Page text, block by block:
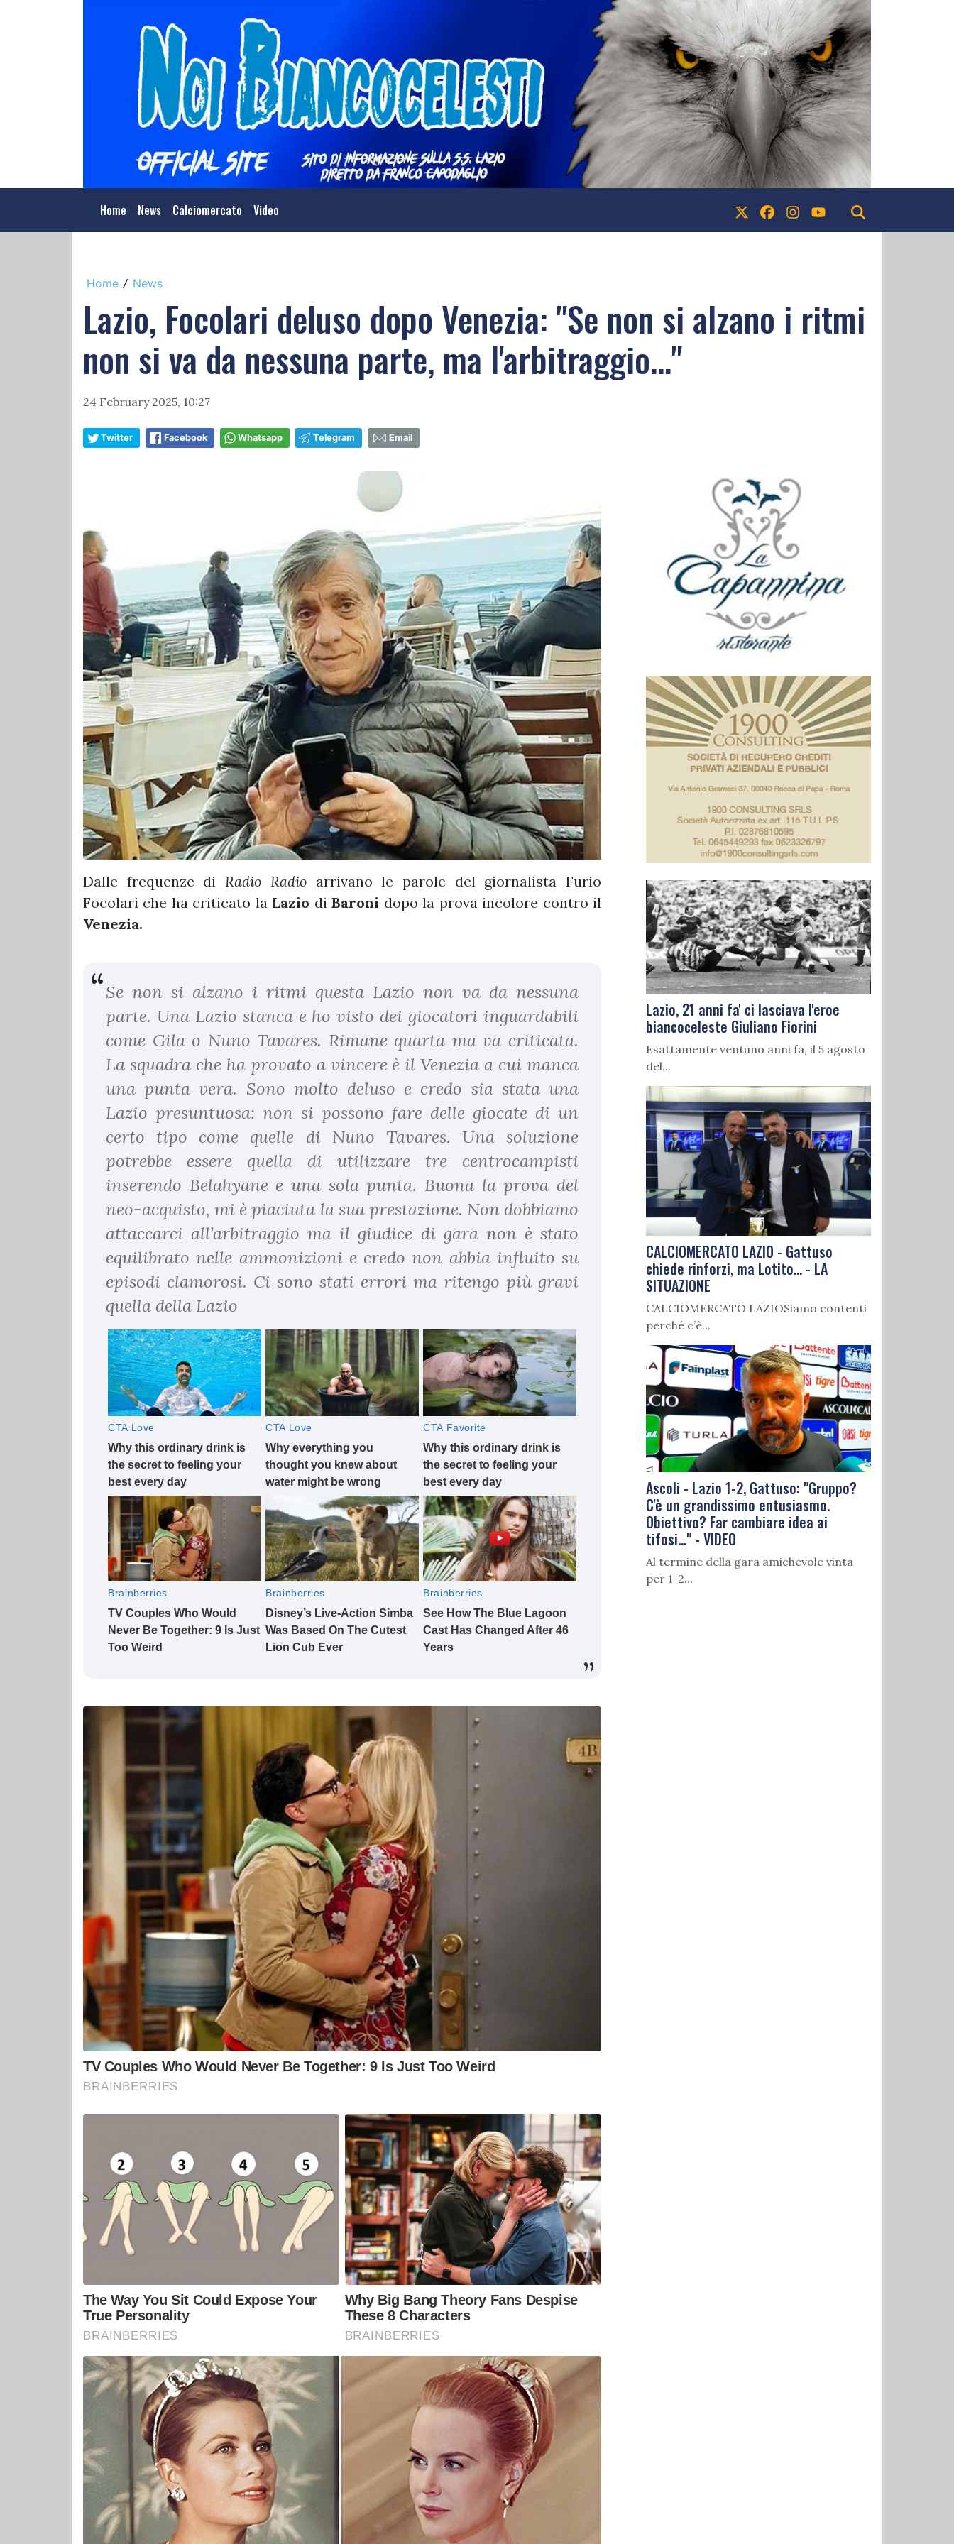
Home News Calciomercato Video
Home / News
Lazio, Focolari deluso dopo Venezia: "Se non si alzano i ritmi
non si va da nessuna parte, ma l'arbitraggio..."
24 February 2025, 10:27
Twitter Facebook Whatsapp Telegram Email
Dalle frequenze di Radio Radioarrivano le parole del giornalista Furio
Focolari che ha criticato la Lazio diBaroni dopo la prova incolore contro il
Venezia.
Se non si alzano i ritmi questa Lazio non va da nessuna
parte. Una Lazio stanca e ho visto dei giocatori inguardabili
come Gila o Nuno Tavares. Rimane quarta ma va criticata.
La squadra che ha provato a vincere è il Venezia a cui manca
una punta vera. Sono molto deluso e credo sia stata una
Lazio presuntuosa: non si possono fare delle giocate di un
certo tipo come quelle di Nuno Tavares. Una soluzione
potrebbe essere quella di utilizzare tre centrocampisti
inserendo Belahyane e una sola punta. Buona la prova del
neo-acquisto, mi è piaciuta la sua prestazione. Non dobbiamo
attaccarci all’arbitraggio ma il giudice di gara non è stato
equilibrato nelle ammonizioni e credo non abbia influito su
episodi clamorosi. Ci sono stati errori ma ritengo più gravi
quella della Lazio
Lazio, 21 anni fa' ci lasciava l'eroe
biancoceleste Giuliano Fiorini
Esattamente ventuno anni fa, il 5 agosto
del...
CALCIOMERCATO LAZIO - Gattuso
chiede rinforzi, ma Lotito... - LA
SITUAZIONE
CALCIOMERCATO LAZIOSiamo contenti
perché c’è...
Ascoli - Lazio 1-2, Gattuso: "Gruppo?
C'è un grandissimo entusiasmo.
Obiettivo? Far cambiare idea ai
tifosi..." - VIDEO
Al termine della gara amichevole vinta
per 1-2...